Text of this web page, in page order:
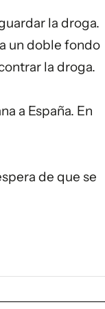
la droga.
un doble fondo
la droga.
a España. En
de que se